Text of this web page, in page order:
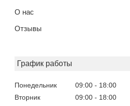
О нас
Отзывы
График работы
Понедельник 09:00
18:00
Вторник
09:00
18:00